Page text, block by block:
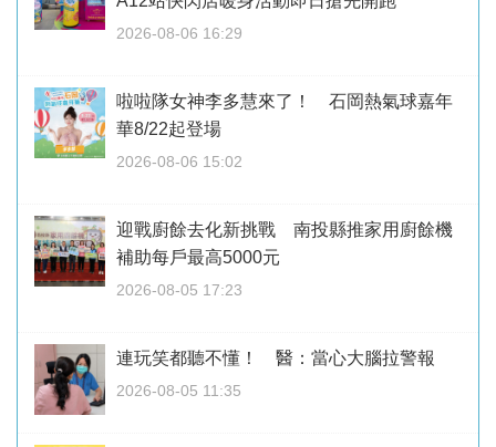
2026-08-06 16:29
啦啦隊女神李多慧來了！ 石岡熱氣球嘉年
華8/22起登場
2026-08-06 15:02
迎戰廚餘去化新挑戰 南投縣推家用廚餘機
補助每戶最高5000元
2026-08-05 17:23
連玩笑都聽不懂！ 醫：當心大腦拉警報
2026-08-05 11:35